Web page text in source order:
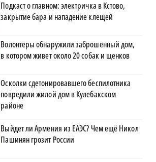
Подкаст о главном: электричка в Кстово,
закрытие бара и нападение клещей
Волонтеры обнаружили заброшенный дом,
в котором живет около 20 собак и щенков
Осколки сдетонировавшего беспилотника
повредили жилой дом в Кулебакском
районе
Выйдет ли Армения из ЕАЭС? Чем ещё Никол
Пашинян грозит России